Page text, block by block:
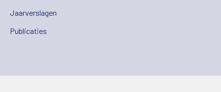
Jaarverslagen
Publicaties